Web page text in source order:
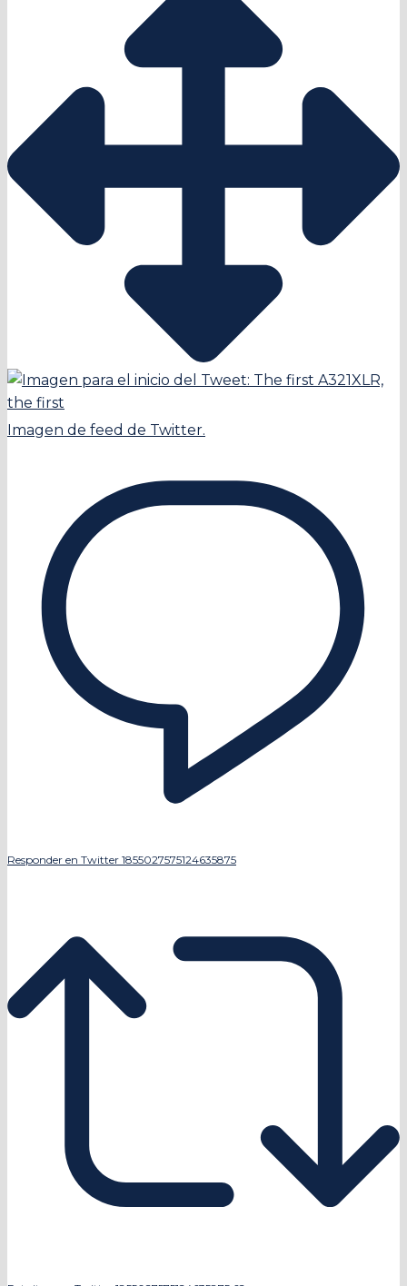
Imagen de feed de Twitter.
Responder en Twitter 1855027575124635875